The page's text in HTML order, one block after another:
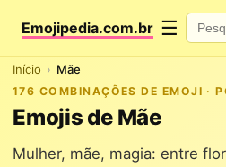
Emojipedia.com.br ☰
Início Mãe
176 COMBINAÇÕES DE EMOJI ·
Emojis de Mãe
Mulher, mãe, magia: entre